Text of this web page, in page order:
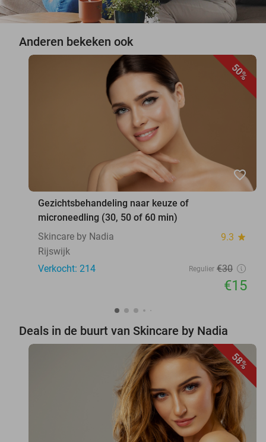
Anderen bekeken ook
50%
favorite_border
Gezichtsbehandeling naar keuze of
microneedling (30, 50 of 60 min)
Skincare by Nadia
9.3 star
Rijswijk
Verkocht: 214
Regulier €30
€15
Deals in de buurt van Skincare by Nadia
58%